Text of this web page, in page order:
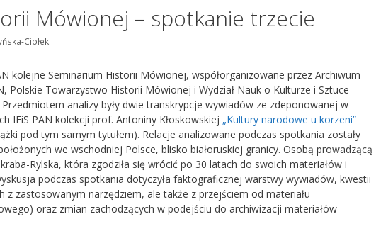
Mówionej – spotkanie trzecie
Ciołek
kolejne Seminarium Historii Mówionej, współorganizowane przez Archiwum
Polskie Towarzystwo Historii Mówionej i Wydział Nauk o Kulturze i Sztuce
analizy były dwie transkrypcje wywiadów ze zdeponowanej w
IFiS PAN kolekcji prof. Antoniny Kłoskowskiej „Kultury narodowe u korzeni”
pod tym samym tytułem). Relacje analizowane podczas spotkania zostały
we wschodniej Polsce, blisko białoruskiej granicy. Osobą prowadzącą
Rylska, która zgodziła się wrócić po 30 latach do swoich materiałów i
podczas spotkania dotyczyła faktograficznej warstwy wywiadów, kwestii
z zastosowanym narzędziem, ale także z przejściem od materiału
oraz zmian zachodzących w podejściu do archiwizacji materiałów